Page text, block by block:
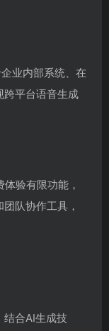
业内部系统、在
跨平台语音生成
验有限功能，
队协作工具，
结合AI生成技